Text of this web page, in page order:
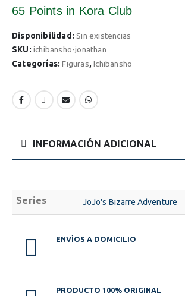
65 Pointsin Kora Club
Disponibilidad:Sin existencias
SKU: ichibansho-jonathan
Categorías:Figuras,Ichibansho
INFORMACIÓN ADICIONAL
Series JoJo's Bizarre Adventure
ENVÍOS A DOMICILIO
PRODUCTO 100% ORIGINAL